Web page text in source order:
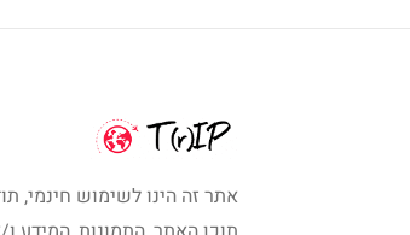
אתר זה הינו לשימוש חינמי,